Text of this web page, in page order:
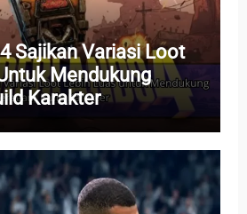
Sajikan Variasi Loot
Mendukung
Karakter